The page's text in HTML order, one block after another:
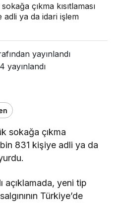
çıkma kısıtlaması
ya da idari işlem
yayınlandı
yayınlandı
sokağa çıkma
bin 831 kişiye adli ya da
açıklamada, yeni tip
Türkiye’de